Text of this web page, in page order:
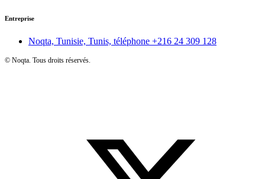
Entreprise
Noqta, Tunisie, Tunis, téléphone +216 24 309 128
© Noqta. Tous droits réservés.